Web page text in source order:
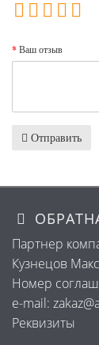
Ваш отзыв
Отправить
Партнер
Кузнецов
Номер
e-mail:
Реквизиты